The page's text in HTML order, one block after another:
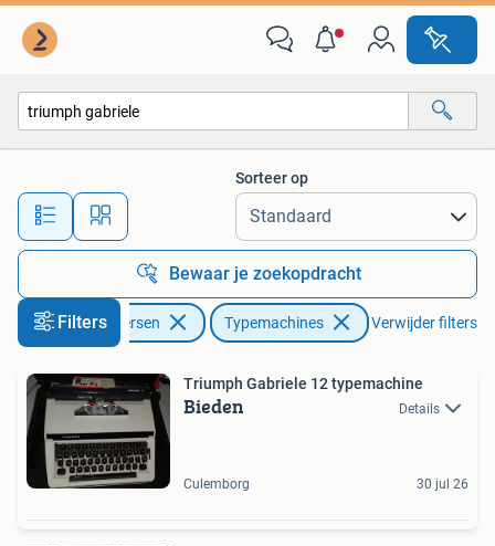
Alle afstanden…
Sorteer op
Bewaar je zoekopdracht
FiltersDiversen Typemachines Verwijder filters
Triumph Gabriele 12 typemachine
Bieden Details
Culemborg 30 jul 26